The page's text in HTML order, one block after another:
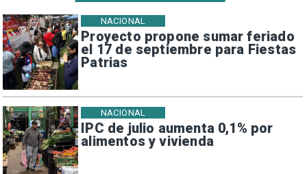
Proyecto propone sumar feriado
el 17 de septiembre para Fiestas
Patrias
NACIONAL
IPC de julio aumenta 0,1% por
alimentos y vivienda
NACIONAL